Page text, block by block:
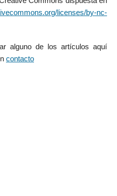
licenses/by-nc-
alguno de los artículos aquí
contacto